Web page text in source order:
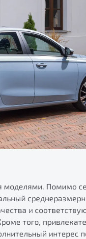
моделями. Помимо
и
того,
интерес